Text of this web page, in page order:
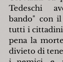
Tedeschi
bando" con
tutti i cittadini
pena la
divieto di